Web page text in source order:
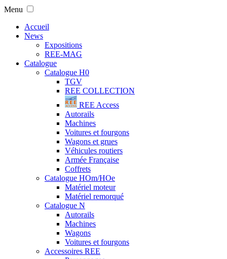
Menu
Accueil
News
Expositions
REE-MAG
Catalogue
Catalogue H0
TGV
REE COLLECTION
REE Access
Autorails
Machines
Voitures et fourgons
Wagons et grues
Véhicules routiers
Armée Française
Coffrets
Catalogue HOm/HOe
Matériel moteur
Matériel remorqué
Catalogue N
Autorails
Machines
Wagons
Voitures et fourgons
Accessoires REE